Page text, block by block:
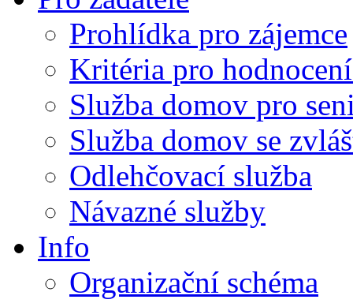
Prohlídka pro zájemce
Kritéria pro
Služba domov pro
Služba domov se
Odlehčovací služba
Návazné služby
Info
Organizační schéma